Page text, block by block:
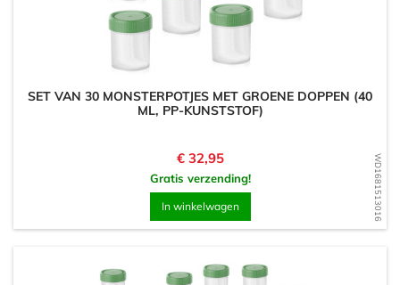
WD1681513016
SET VAN 30 MONSTERPOTJES MET GROENE DOPPEN (40
ML, PP-KUNSTSTOF)
Prijs
€ 32,95
Gratis verzending!
In winkelwagen